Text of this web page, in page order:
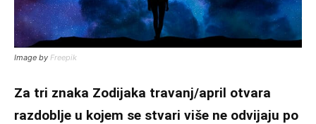
Image by Freepik
Za tri znaka Zodijaka travanj/april otvara
razdoblje u kojem se stvari više ne odvijaju po